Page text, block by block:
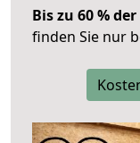
Bis zu 60 %
finden Sie nur